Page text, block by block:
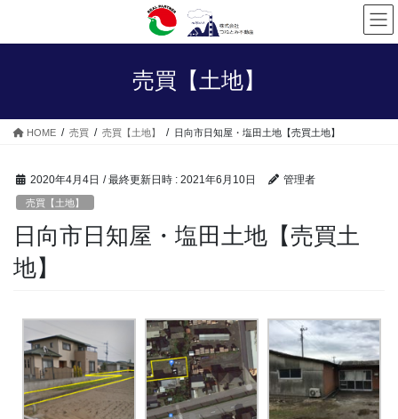
テ
ス
ゲ
ン
売買【土地】
HOME 売買 売買【土地】 日向市日知屋・塩田土地【売買土地】
2020年4月4日 / 最終更新日時 : 2021年6月10日 管理者
売買【土地】
日向市日知屋・塩田土地【売買土
地】